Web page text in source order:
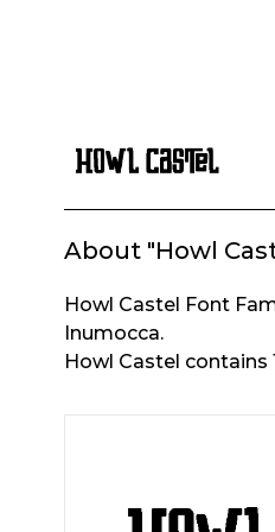
About "Howl
Howl Castel Font
Inumocca.
Howl Castel contains